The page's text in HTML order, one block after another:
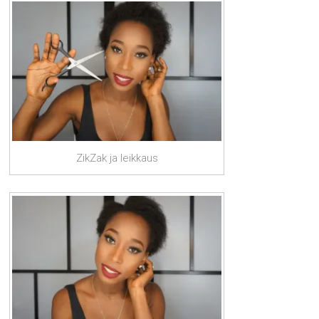
ZikZak ja leikkaus